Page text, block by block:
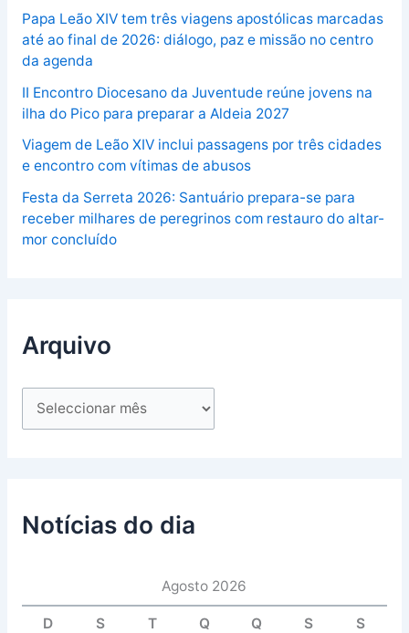
Papa Leão XIV tem três viagens apostólicas marcadas
até ao final de 2026: diálogo, paz e missão no centro
da agenda
II Encontro Diocesano da Juventude reúne jovens na
ilha do Pico para preparar a Aldeia 2027
Viagem de Leão XIV inclui passagens por três cidades
e encontro com vítimas de abusos
Festa da Serreta 2026: Santuário prepara-se para
receber milhares de peregrinos com restauro do altar-
mor concluído
Arquivo
Notícias do dia
Agosto 2026
D S T Q Q S S